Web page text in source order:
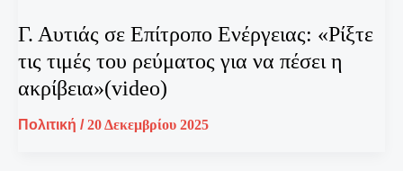
Γ. Αυτιάς σε Επίτροπο Ενέργειας: «Ρίξτε
τις τιμές του ρεύματος για να πέσει η
ακρίβεια»(video)
Πολιτική /20 Δεκεμβρίου 2025